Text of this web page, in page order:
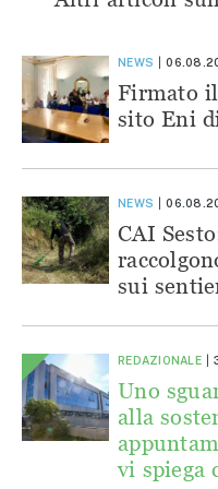
NEWS
Firmato
sito Eni
NEWS
CAI
sui
REDAZIONALE
Uno
alla
vi spiega